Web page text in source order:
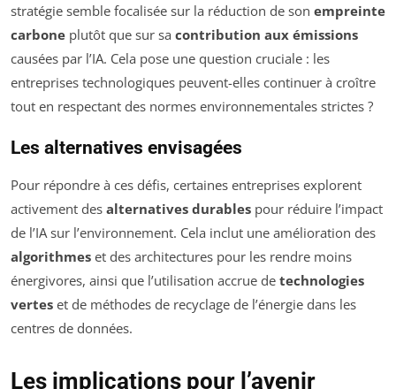
stratégie semble focalisée sur la réduction de son empreinte
carbone plutôt que sur sa contribution aux émissions
causées par l’IA. Cela pose une question cruciale : les
entreprises technologiques peuvent-elles continuer à croître
tout en respectant des normes environnementales strictes ?
Les alternatives envisagées
Pour répondre à ces défis, certaines entreprises explorent
activement des alternatives durables pour réduire l’impact
de l’IA sur l’environnement. Cela inclut une amélioration des
algorithmes et des architectures pour les rendre moins
énergivores, ainsi que l’utilisation accrue de technologies
vertes et de méthodes de recyclage de l’énergie dans les
centres de données.
Les implications pour l’avenir